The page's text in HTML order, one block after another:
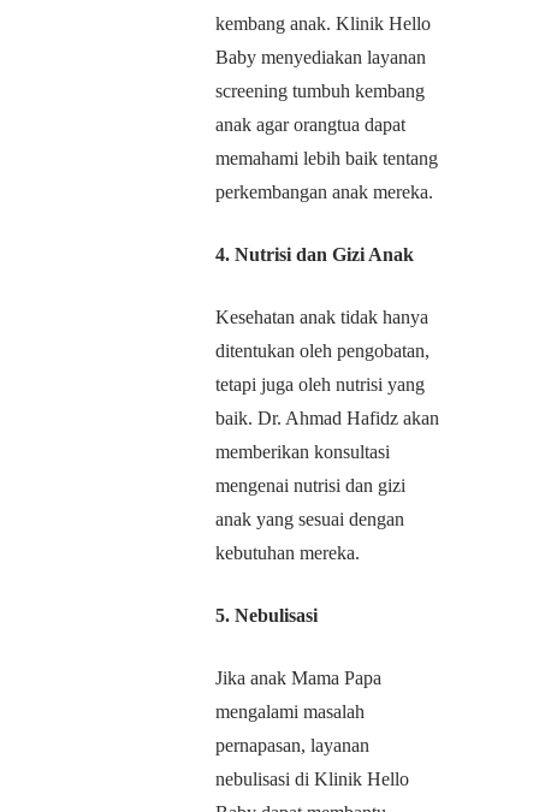
kembang anak. Klinik Hello
Baby menyediakan layanan
screening tumbuh kembang
anak agar orangtua dapat
memahami lebih baik tentang
perkembangan anak mereka.
4. Nutrisi dan Gizi Anak
Kesehatan anak tidak hanya
ditentukan oleh pengobatan,
tetapi juga oleh nutrisi yang
baik. Dr. Ahmad Hafidz akan
memberikan konsultasi
mengenai nutrisi dan gizi
anak yang sesuai dengan
kebutuhan mereka.
5. Nebulisasi
Jika anak Mama Papa
mengalami masalah
pernapasan, layanan
nebulisasi di Klinik Hello